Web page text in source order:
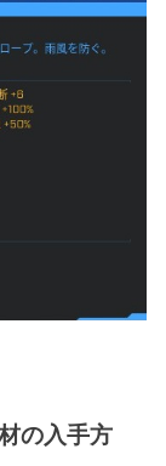
の入手方